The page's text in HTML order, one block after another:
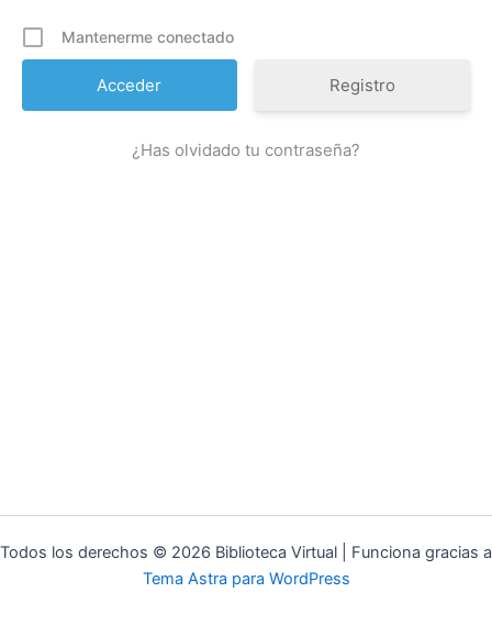
Mantenerme conectado
Registro
¿Has olvidado tu contraseña?
Todos los derechos © 2026 Biblioteca Virtual | Funciona gracias a
Tema Astra para WordPress